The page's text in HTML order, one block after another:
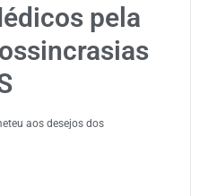
pela
aos desejos dos